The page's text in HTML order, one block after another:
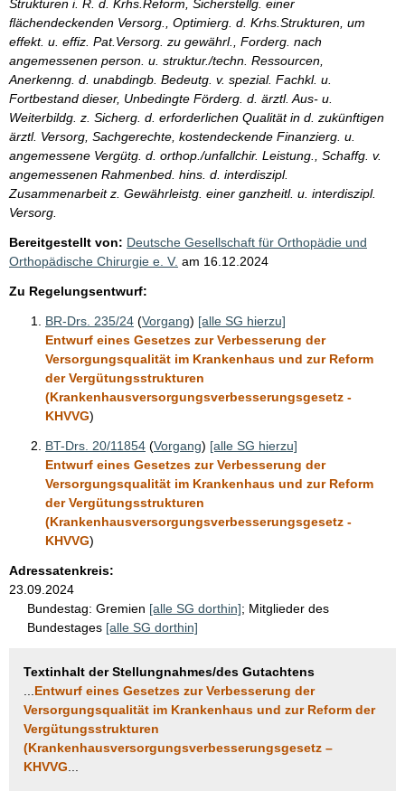
Strukturen i. R. d. Krhs.Reform, Sicherstellg. einer
flächendeckenden Versorg., Optimierg. d. Krhs.Strukturen, um
effekt. u. effiz. Pat.Versorg. zu gewährl., Forderg. nach
angemessenen person. u. struktur./techn. Ressourcen,
Anerkenng. d. unabdingb. Bedeutg. v. spezial. Fachkl. u.
Fortbestand dieser, Unbedingte Förderg. d. ärztl. Aus- u.
Weiterbildg. z. Sicherg. d. erforderlichen Qualität in d. zukünftigen
ärztl. Versorg, Sachgerechte, kostendeckende Finanzierg. u.
angemessene Vergütg. d. orthop./unfallchir. Leistung., Schaffg. v.
angemessenen Rahmenbed. hins. d. interdiszipl.
Zusammenarbeit z. Gewährleistg. einer ganzheitl. u. interdiszipl.
Versorg.
Bereitgestellt von: Deutsche Gesellschaft für Orthopädie und
Orthopädische Chirurgie e. V. am 16.12.2024
Zu Regelungsentwurf:
BR-Drs. 235/24 (Vorgang) [alle SG hierzu]
Entwurf eines Gesetzes zur Verbesserung der
Versorgungsqualität im Krankenhaus und zur Reform
der Vergütungsstrukturen
(Krankenhausversorgungsverbesserungsgesetz -
KHVVG)
BT-Drs. 20/11854 (Vorgang) [alle SG hierzu]
Entwurf eines Gesetzes zur Verbesserung der
Versorgungsqualität im Krankenhaus und zur Reform
der Vergütungsstrukturen
(Krankenhausversorgungsverbesserungsgesetz -
KHVVG)
Adressatenkreis:
23.09.2024
Bundestag: Gremien [alle SG dorthin]; Mitglieder des
Bundestages [alle SG dorthin]
Textinhalt der Stellungnahmes/des Gutachtens
Entwurf eines Gesetzes zur Verbesserung der
Versorgungsqualität im Krankenhaus und zur Reform der
Vergütungsstrukturen
(Krankenhausversorgungsverbesserungsgesetz –
KHVVG